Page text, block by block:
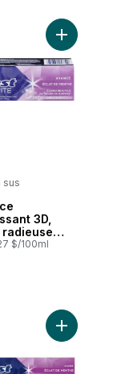
Dentifrice À La
sus
3D,
radieuse
$/100ml
Ajouter
pouvoir Ajouter